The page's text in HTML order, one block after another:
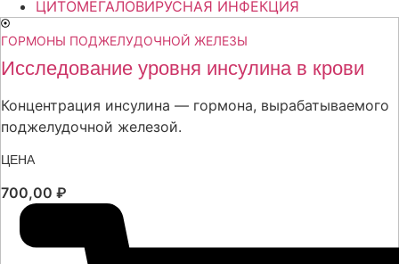
ЦИТОМЕГАЛОВИРУСНАЯ ИНФЕКЦИЯ
ГОРМОНЫ ПОДЖЕЛУДОЧНОЙ ЖЕЛЕЗЫ
Исследование уровня инсулина в крови
Концентрация инсулина — гормона, вырабатываемого
поджелудочной железой.
ЦЕНА
700,00 ₽